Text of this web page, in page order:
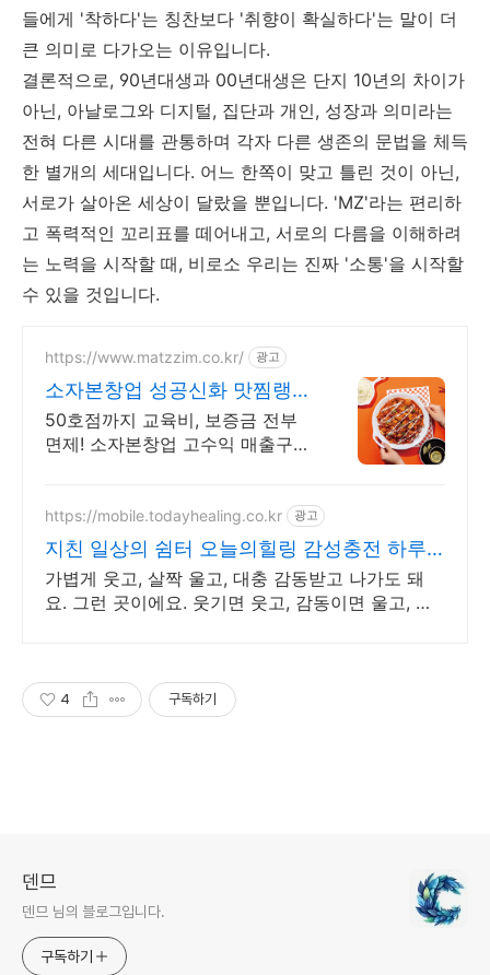
들에게 '착하다'는 칭찬보다 '취향이 확실하다'는 말이 더
큰 의미로 다가오는 이유입니다.
결론적으로, 90년대생과 00년대생은 단지 10년의 차이가
아닌, 아날로그와 디지털, 집단과 개인, 성장과 의미라는
전혀 다른 시대를 관통하며 각자 다른 생존의 문법을 체득
한 별개의 세대입니다. 어느 한쪽이 맞고 틀린 것이 아닌,
서로가 살아온 세상이 달랐을 뿐입니다. 'MZ'라는 편리하
고 폭력적인 꼬리표를 떼어내고, 서로의 다름을 이해하려
는 노력을 시작할 때, 비로소 우리는 진짜 '소통'을 시작할
수 있을 것입니다.
https://www.matzzim.co.kr/ 광고
소자본창업 성공신화 맛찜랭킹
매출걱정NO고수익 소자본창
업
50호점까지 교육비, 보증금 전부
면제! 소자본창업 고수익 매출구조
https://mobile.todayhealing.co.kr 광고
지친 일상의 쉼터 오늘의힐링 감성충전 하루 5
분 힐링타임
가볍게 웃고, 살짝 울고, 대충 감동받고 나가도 돼
요. 그런 곳이에요. 웃기면 웃고, 감동이면 울고, 아
4 구독하기
덴므
덴므 님의 블로그입니다.
구독하기